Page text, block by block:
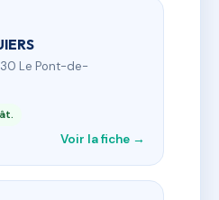
Le Pont-de-
Voir la fiche →